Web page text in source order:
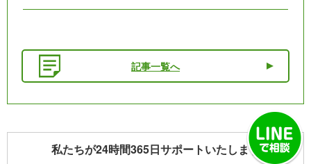
記事一覧へ
私たちが24時間365日サポートいたします